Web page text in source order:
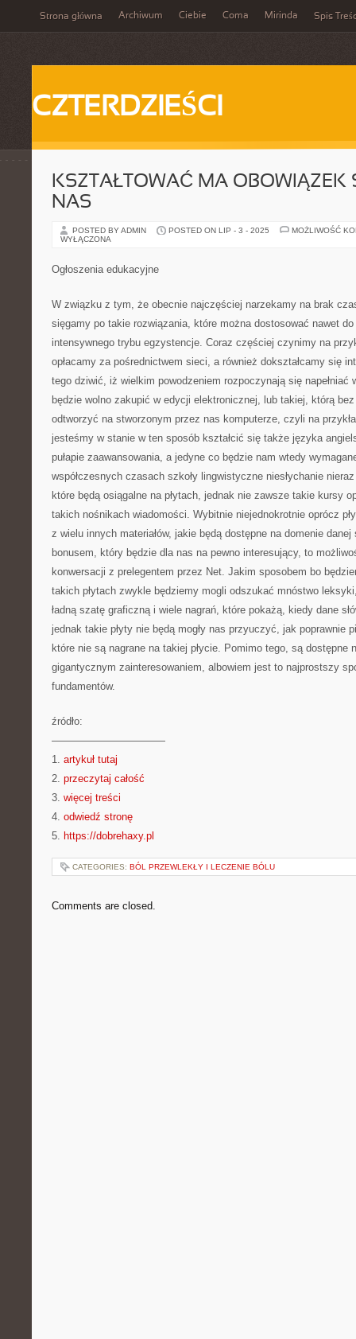
Strona główna Archiwum Ciebie Coma Mirinda Spis
CZTERDZIEŚCI
KSZTAŁTOWAĆ MA OBOWIĄZEK
NAS
POSTED BY ADMIN POSTED ON LIP - 3 - 2025
MOŻLIWOŚĆ
WYŁĄCZONA
Ogłoszenia edukacyjne
W związku z tym, że obecnie najczęściej narzekamy na brak
sięgamy po takie rozwiązania, które można dostosować nawet
intensywnego trybu egzystencje. Coraz częściej czynimy na
opłacamy za pośrednictwem sieci, a również dokształcamy się
tego dziwić, iż wielkim powodzeniem rozpoczynają się napełniać
będzie wolno zakupić w edycji elektronicznej, lub takiej, którą
odtworzyć na stworzonym przez nas komputerze, czyli na
jesteśmy w stanie w ten sposób kształcić się także języka
pułapie zaawansowania, a jedyne co będzie nam wtedy
współczesnych czasach szkoły lingwistyczne niesłychanie
które będą osiągalne na płytach, jednak nie zawsze takie kursy
takich nośnikach wiadomości. Wybitnie niejednokrotnie oprócz
z wielu innych materiałów, jakie będą dostępne na domenie
bonusem, który będzie dla nas na pewno interesujący, to
konwersacji z prelegentem przez Net. Jakim sposobem bo
takich płytach zwykle będziemy mogli odszukać mnóstwo
ładną szatę graficzną i wiele nagrań, które pokażą, kiedy dane
jednak takie płyty nie będą mogły nas przyuczyć, jak poprawnie
które nie są nagrane na takiej płycie. Pomimo tego, są dostępne
gigantycznym zainteresowaniem, albowiem jest to najprostszy
fundamentów.
źródło:
———————————
1. artykuł tutaj
2. przeczytaj całość
3. więcej treści
4. odwiedź stronę
5. https://dobrehaxy.pl
CATEGORIES: BÓL PRZEWLEKŁY I LECZENIE BÓLU
Comments are closed.